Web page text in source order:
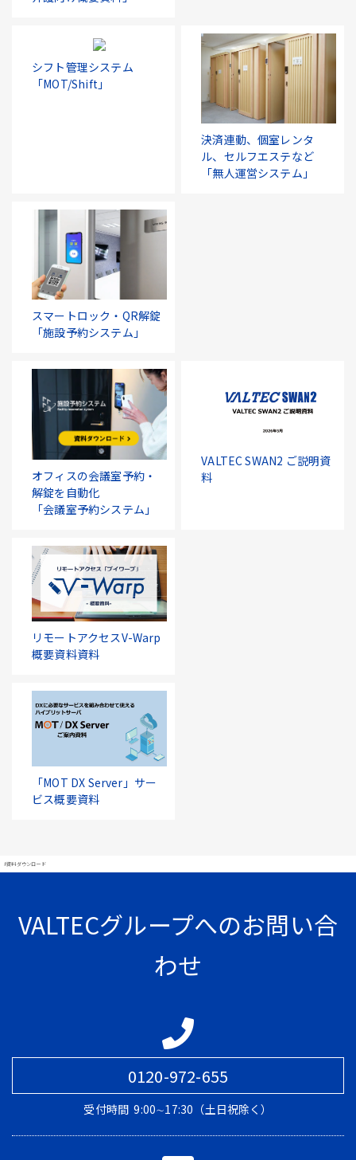
シフト管理システム
「MOT/Shift」
決済連動、個室レンタ
ル、セルフエステなど
「無人運営システム」
スマートロック・QR解錠
「施設予約システム」
オフィスの会議室予約・
解錠を自動化
「会議室予約システム」
VALTEC SWAN2 ご説明資
料
リモートアクセスV-Warp
概要資料資料
「MOT DX Server」サー
ビス概要資料
#資料ダウンロード
VALTECグループへのお問い合
わせ
0120-972-655
受付時間 9:00∼17:30（土日祝除く）